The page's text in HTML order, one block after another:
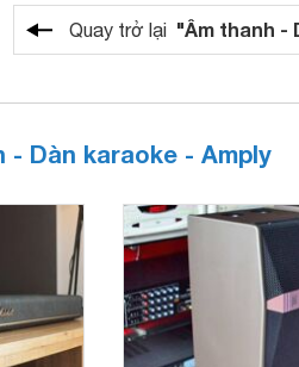
Quay trở lại "Âm thanh -
Dàn karaoke - Amply